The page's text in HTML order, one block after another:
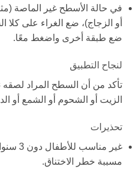
في حالة الأسطح غير الماصة
أو الزجاج)، ضع الغراء على كلا
ضع طبقة أخرى واضغط معًا.
لنجاح التطبيق
تأكد من أن السطح المراد
الزيت أو الشحوم أو الشمع أو
تحذيرات
غير
مسببة خطر الاختناق.